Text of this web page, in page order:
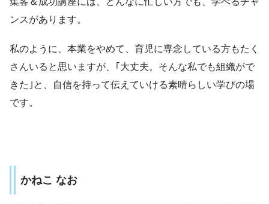
ンスがあります。
私のように、本業をやめて、育児に専念している方もたく
さんいると思いますが、｢大丈夫。そんな私でも組織がで
きた｣と、自信を持って伝えていける素晴らしい学びの場
です。
かねこ なお